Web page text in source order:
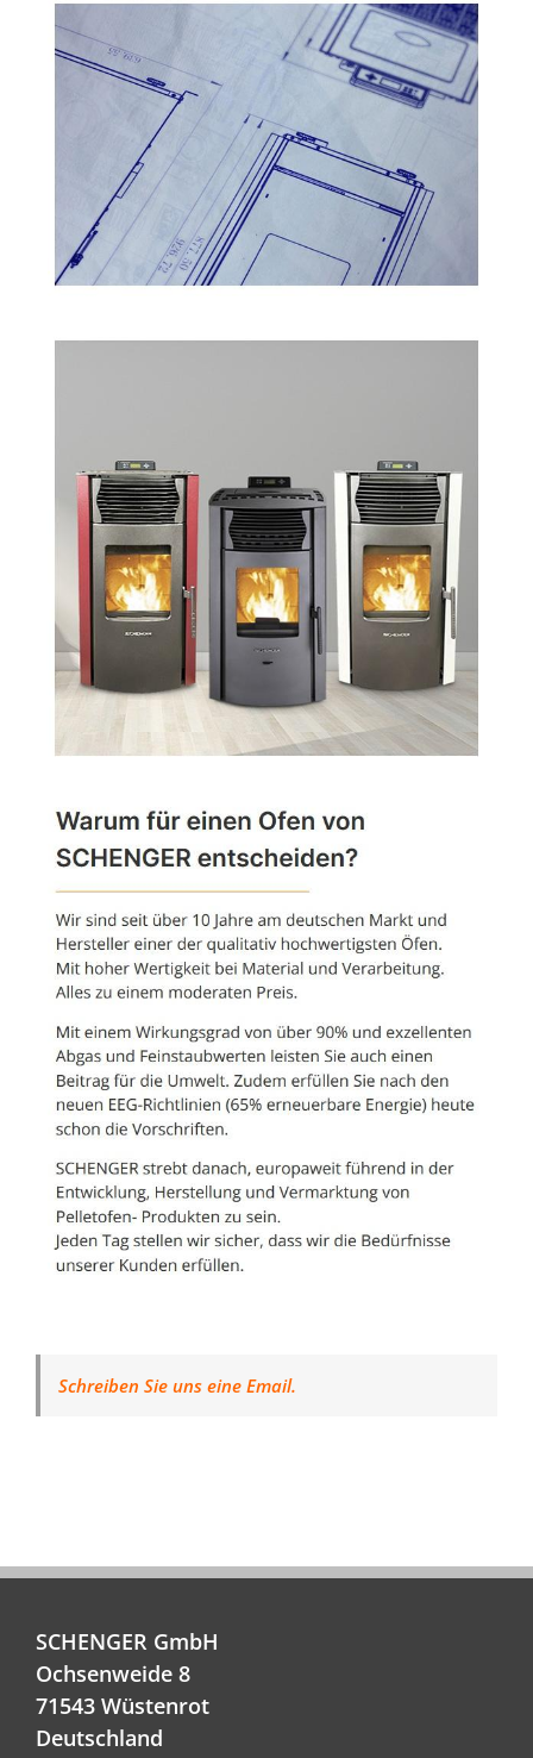
Schreiben Sie uns eine Email.
SCHENGER GmbH
Ochsenweide 8
71543 Wüstenrot
Deutschland